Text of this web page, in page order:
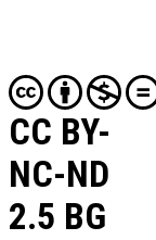
CC BY-
NC-ND
2.5 BG